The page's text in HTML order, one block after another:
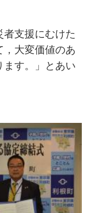
支援にむけた
，大変価値のあ
ます。」とあい